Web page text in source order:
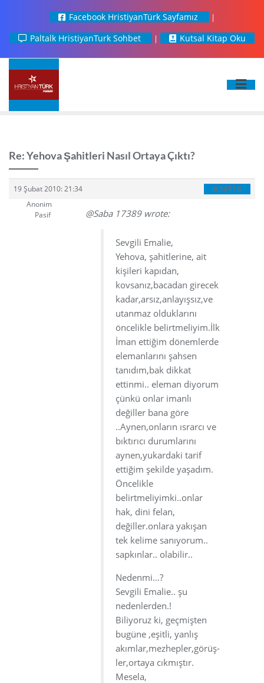
Facebook HristiyanTürk Sayfamız
Paltalk HristiyanTurk Sohbet
Kutsal Kitap Oku
Re: Yehova Şahitleri Nasıl Ortaya Çıktı?
19 Şubat 2010: 21:34 #34516
Anonim
Pasif
@Saba 17389 wrote:
Sevgili Emalie,
Yehova, şahitlerine, ait
kişileri kapıdan,
kovsanız,bacadan girecek
kadar,arsız,anlayışsız,ve
utanmaz olduklarını
öncelikle belirtmeliyim.İlk
İman ettiğim dönemlerde
elemanlarını şahsen
tanıdım,bak dikkat
ettinmi.. eleman diyorum
çünkü onlar imanlı
değiller bana göre
..Aynen,onların ısrarcı ve
bıktırıcı durumlarını
aynen,yukardaki tarif
ettiğim şekilde yaşadım.
Öncelikle
belirtmeliyimki..onlar
hak, dini felan,
değiller.onlara yakışan
tek kelime sanıyorum..
sapkınlar.. olabilir..
Nedenmi…?
Sevgili Emalie.. şu
nedenlerden.!
Biliyoruz ki, geçmişten
bugüne ,eşitli, yanlış
akımlar,mezhepler,görüş-
ler,ortaya cıkmıştır.
Mesela,